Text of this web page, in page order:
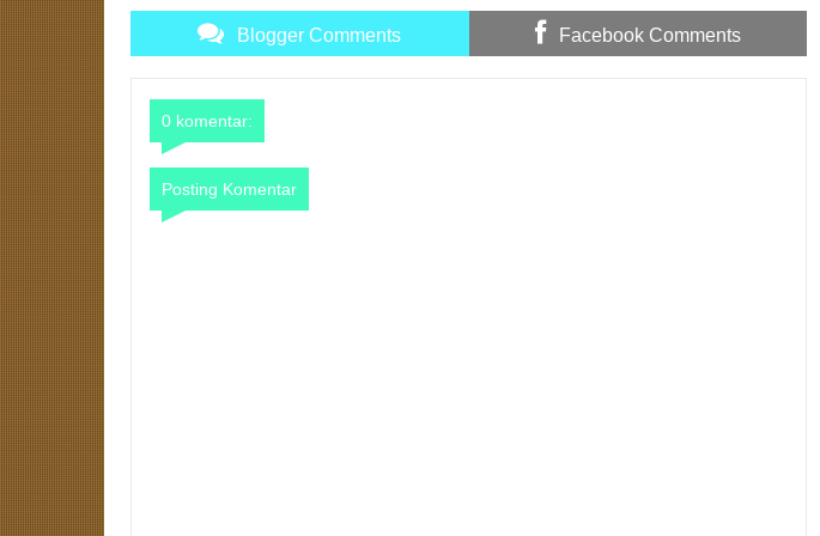
Blogger Comments Facebook Comments
0 komentar:
Posting Komentar